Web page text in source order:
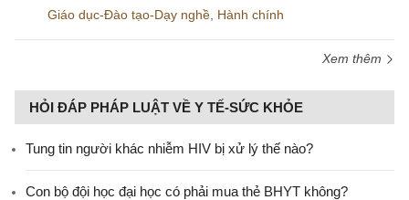
Giáo dục-Đào tạo-Dạy nghề Hành chính
Xem thêm
HỎI ĐÁP PHÁP LUẬT VỀ Y TẾ-SỨC KHỎE
Tung tin người khác nhiễm HIV bị xử lý thế nào?
Con bộ đội học đại học có phải mua thẻ BHYT không?